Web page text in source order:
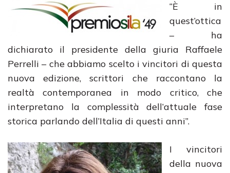
“È in
quest’ottica
– ha
dichiarato il presidente della giuria Raffaele
Perrelli – che abbiamo scelto i vincitori di questa
nuova edizione, scrittori che raccontano la
realtà contemporanea in modo critico, che
interpretano la complessità dell’attuale fase
storica parlando dell’Italia di questi anni”.
I vincitori
della nuova